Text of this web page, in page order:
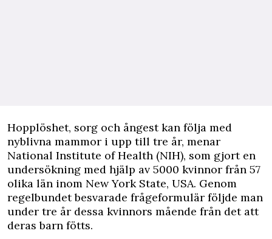
Hopplöshet, sorg och ångest kan följa med
nyblivna mammor i upp till tre år, menar
National Institute of Health (NIH), som gjort en
undersökning med hjälp av 5000 kvinnor från 57
olika län inom New York State, USA. Genom
regelbundet besvarade frågeformulär följde man
under tre år dessa kvinnors mående från det att
deras barn fötts.